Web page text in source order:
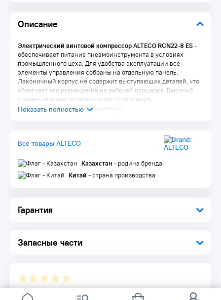
Описание
Гарантия
Запасные части
Электрический винтовой компрессор ALTECO RCN22-8 ES-
обеспечивает питание пневмоинструмента в условиях
промышленного цеха. Для удобства эксплуатации все
элементы управления собраны на отдельную панель.
Лаконичный корпус не содержит выступающих деталей, что
облегчает его размещение на рабочей площадке. Высокий
уровень мощности гарантирует стабильную
производительность оборудования.
автоматической регулировки скорости вращения
электродвигателя. В сочетании с инновационной
конструкцией электродвигателя PMG (двигатель с
постоянными магнитами), эта технология позволяет достичь
в среднем энергосбережения в 50% и снижение затрат на
Наши маслозаполненные винтовые компрессоры
Установка на полу.
поршневым компрессорам благодаря применению
винтовой технологии, значительно снижающей вибрации.
Полностью закрытый звукоизолирующий корпус
Все товары ALTECO
Казахстан - родина бренда
Китай - страна производства
Отзывов ещё нет.